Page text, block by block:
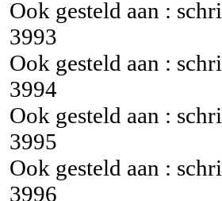
Ook gesteld aan :
3993
Ook gesteld aan :
3994
Ook gesteld aan :
3995
Ook gesteld aan :
3996